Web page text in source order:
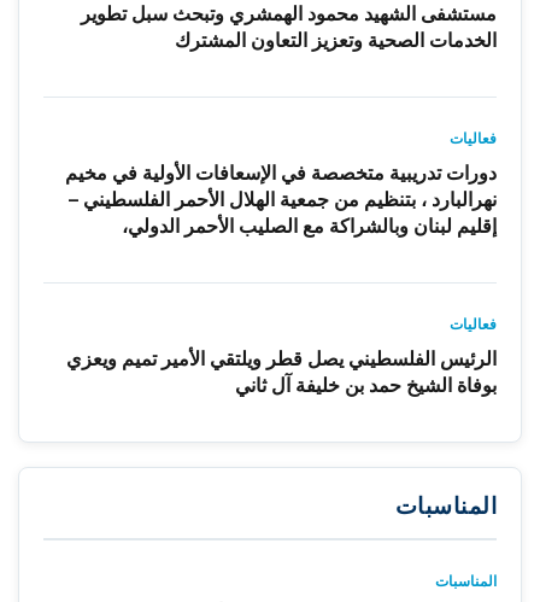
مستشفى الشهيد محمود الهمشري وتبحث سبل تطوير
الخدمات الصحية وتعزيز التعاون المشترك
فعاليات
دورات تدريبية متخصصة في الإسعافات الأولية في مخيم
نهرالبارد ، بتنظيم من جمعية الهلال الأحمر الفلسطيني –
إقليم لبنان وبالشراكة مع الصليب الأحمر الدولي،
فعاليات
الرئيس الفلسطيني يصل قطر ويلتقي الأمير تميم ويعزي
بوفاة الشيخ حمد بن خليفة آل ثاني
المناسبات
المناسبات